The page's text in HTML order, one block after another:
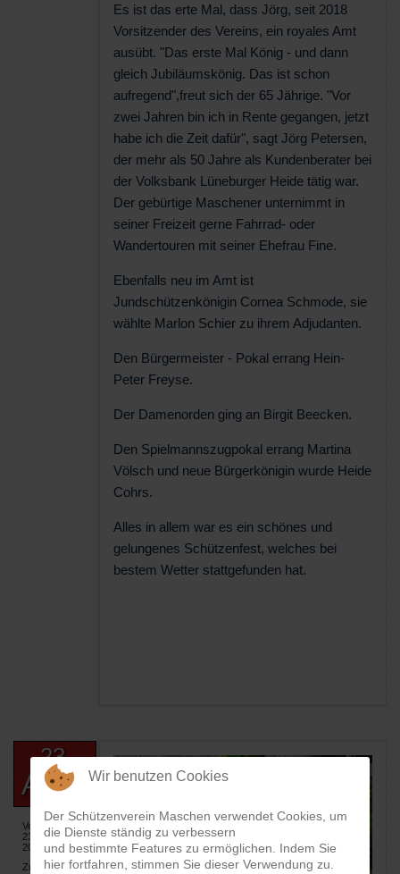
Es ist das erte Mal, dass Jörg, seit 2018
Vorsitzender des Vereins, ein royales Amt
ausübt. "Das erste Mal König - und dann
gleich Jubiläumskönig. Das ist schon
aufregend",freut sich der 65 Jährige. "Vor
zwei Jahren bin ich in Rente gegangen, jetzt
habe ich die Zeit dafür", sagt Jörg Petersen,
der mehr als 50 Jahre als Kundenberater bei
der Volksbank Lüneburger Heide tätig war.
Der gebürtige Maschener unternimmt in
seiner Freizeit gerne Fahrrad- oder
Wandertouren mit seiner Ehefrau Fine.
Ebenfalls neu im Amt ist
Jundschützenkönigin Cornea Schmode, sie
wählte Marlon Schier zu ihrem Adjudanten.
Den Bürgermeister - Pokal errang Hein-
Peter Freyse.
Der Damenorden ging an Birgit Beecken.
Den Spielmannszugpokal errang Martina
Völsch und neue Bürgerkönigin wurde Heide
Cohrs.
Alles in allem war es ein schönes und
gelungenes Schützenfest, welches bei
bestem Wetter stattgefunden hat.
23
AUG
Veröffentlicht:
23. August
2022
Zugriffe:
Wir benutzen Cookies
Der Schützenverein Maschen verwendet Cookies, um
die Dienste ständig zu verbessern
und bestimmte Features zu ermöglichen. Indem Sie
hier fortfahren, stimmen Sie dieser Verwendung zu.